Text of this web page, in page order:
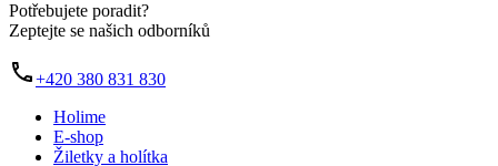
Potřebujete poradit?
Zeptejte se našich odborníků
+420 380 831 830
Holime
E-shop
Žiletky a holítka